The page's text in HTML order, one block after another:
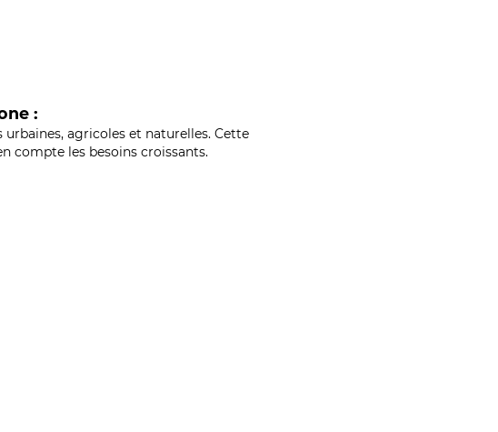
:
agricoles et naturelles. Cette
compte les besoins croissants.